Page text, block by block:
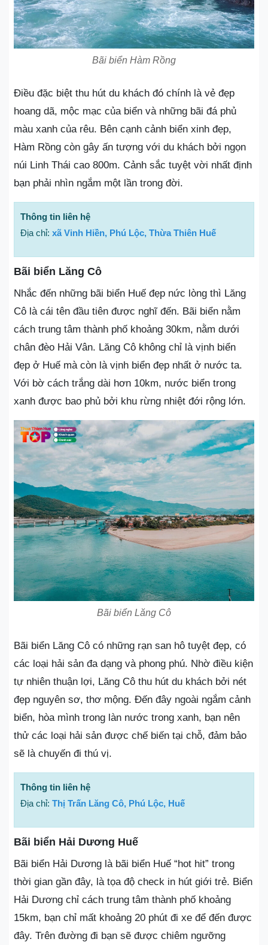
Bãi biển Hàm Rồng
Điều đặc biệt thu hút du khách đó chính là vẻ đẹp
hoang dã, mộc mạc của biển và những bãi đá phủ
màu xanh của rêu. Bên cạnh cảnh biển xinh đẹp,
Hàm Rồng còn gây ấn tượng với du khách bởi ngọn
núi Linh Thái cao 800m. Cảnh sắc tuyệt vời nhất định
bạn phải nhìn ngắm một lần trong đời.
Thông tin liên hệ
Địa chỉ: xã Vinh Hiền, Phú Lộc, Thừa Thiên Huế
Bãi biển Lăng Cô
Nhắc đến những bãi biển Huế đẹp nức lòng thì Lăng
Cô là cái tên đầu tiên được nghĩ đến. Bãi biển nằm
cách trung tâm thành phố khoảng 30km, nằm dưới
chân đèo Hải Vân. Lăng Cô không chỉ là vịnh biển
đẹp ở Huế mà còn là vịnh biển đẹp nhất ở nước ta.
Với bờ cách trắng dài hơn 10km, nước biển trong
xanh được bao phủ bởi khu rừng nhiệt đới rộng lớn.
Bãi biển Lăng Cô
Bãi biển Lăng Cô có những rạn san hô tuyệt đẹp, có
các loại hải sản đa dạng và phong phú. Nhờ điều kiện
tự nhiên thuận lợi, Lăng Cô thu hút du khách bởi nét
đẹp nguyên sơ, thơ mộng. Đến đây ngoài ngắm cảnh
biển, hòa mình trong làn nước trong xanh, bạn nên
thử các loại hải sản được chế biến tại chỗ, đảm bảo
sẽ là chuyến đi thú vị.
Thông tin liên hệ
Địa chỉ: Thị Trấn Lăng Cô, Phú Lộc, Huế
Bãi biển Hải Dương Huế
Bãi biển Hải Dương là bãi biển Huế “hot hit” trong
thời gian gần đây, là tọa độ check in hút giới trẻ. Biển
Hải Dương chỉ cách trung tâm thành phố khoảng
15km, bạn chỉ mất khoảng 20 phút đi xe để đến được
đây. Trên đường đi bạn sẽ được chiêm ngưỡng